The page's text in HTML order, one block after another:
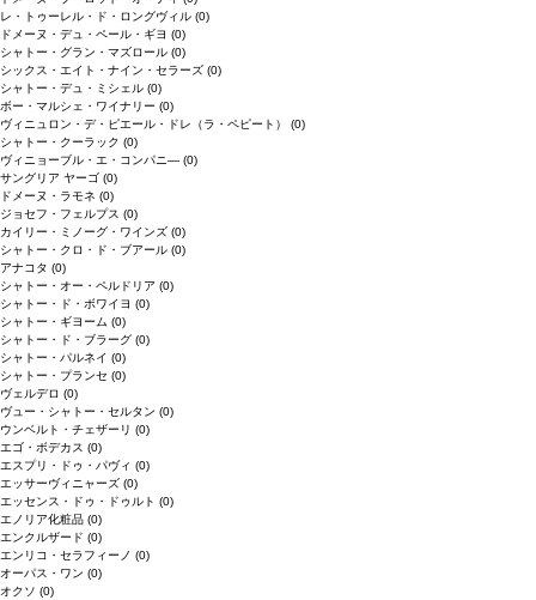
レ・トゥーレル・ド・ロングヴィル (0)
ドメーヌ・デュ・ペール・ギヨ (0)
シャトー・グラン・マズロール (0)
シックス・エイト・ナイン・セラーズ (0)
シャトー・デュ・ミシェル (0)
ボー・マルシェ・ワイナリー (0)
ヴィニュロン・デ・ピエール・ドレ（ラ・ペピート） (0)
シャトー・クーラック (0)
ヴィニョーブル・エ・コンパニ― (0)
サングリア ヤーゴ (0)
ドメーヌ・ラモネ (0)
ジョセフ・フェルプス (0)
カイリー・ミノーグ・ワインズ (0)
シャトー・クロ・ド・ブアール (0)
アナコタ (0)
シャトー・オー・ペルドリア (0)
シャトー・ド・ボワイヨ (0)
シャトー・ギヨーム (0)
シャトー・ド・ブラーグ (0)
シャトー・パルネイ (0)
シャトー・プランセ (0)
ヴェルデロ (0)
ヴュー・シャトー・セルタン (0)
ウンベルト・チェザーリ (0)
エゴ・ボデカス (0)
エスプリ・ドゥ・パヴィ (0)
エッサーヴィニャーズ (0)
エッセンス・ドゥ・ドゥルト (0)
エノリア化粧品 (0)
エンクルザード (0)
エンリコ・セラフィーノ (0)
オーパス・ワン (0)
オクソ (0)